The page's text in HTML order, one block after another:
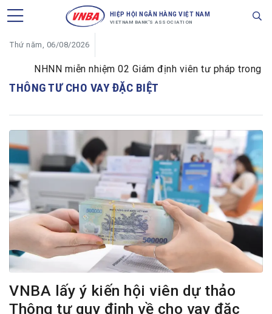
HIỆP HỘI NGÂN HÀNG VIỆT NAM
VIETNAM BANK'S ASSOCIATION
Thứ năm, 06/08/2026
NHNN miễn nhiệm 02 Giám định viên tư pháp trong
THÔNG TƯ CHO VAY ĐẶC BIỆT
VNBA lấy ý kiến hội viên dự thảo
Thông tư quy định về cho vay đặc